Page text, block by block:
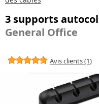
3 supports
General Office
Avis clients (1)